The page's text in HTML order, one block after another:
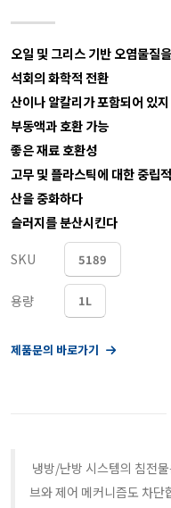
오일 및 그리스 기반 오염물질
석회의 화학적 전환
산이나 알칼리가 포함되어 있
부동액과 호환 가능
좋은 재료 호환성
고무 및 플라스틱에 대한 중립
산을 중화하다
슬러지를 분산시킨다
SKU
5189
용량 1L
제품문의 바로가기
냉방/난방 시스템의 침전
브와 제어 메커니즘도 차단